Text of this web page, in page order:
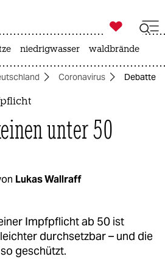
zahl ich
zahl ich

taz zahl ich
niedrigwasser waldbrände
Coronavirus Debatte
unter 50
Lukas Wallraff
Impfpflicht ab 50 ist
durchsetzbar – und die
geschützt.